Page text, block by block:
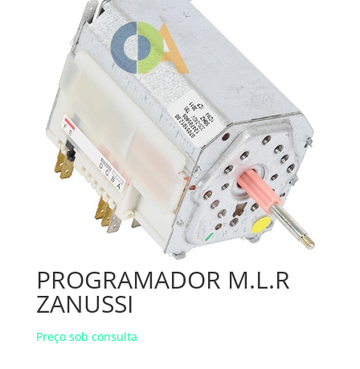
PROGRAMADOR M.L.R
ZANUSSI
Preço sob consulta